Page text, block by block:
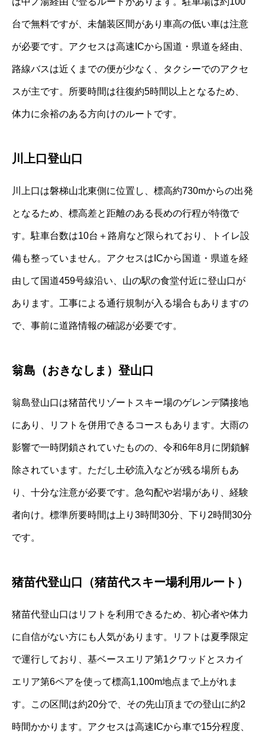
台で無料ですが、未舗装区間があり車高の低い車は注意
が必要です。アクセスは高速ICから国道・県道を経由、
路線バスは近くまでの便が少なく、タクシーでのアクセ
スが主です。所要時間は往復約5時間以上となるため、
体力に余裕のある方向けのルートです。
川上口登山口
川上口は磐梯山北東側に位置し、標高約730mからの出発
となるため、標高差と距離のある長めの行程が特徴で
す。駐車台数は10台＋路肩など限られており、トイレ設
備も整っていません。アクセスはICから国道・県道を経
由して国道459号線沿い、山の駅の食堂付近に登山口が
あります。工事による通行規制が入る場合もありますの
で、事前に道路情報の確認が必要です。
翁島（おきなしま）登山口
翁島登山口は猪苗代リゾートスキー場のゲレンデ隣接地
にあり、リフトを併用できるコースもあります。大雨の
影響で一時閉鎖されていたものの、令和6年8月に閉鎖解
除されています。ただし土砂流入などが残る場所もあ
り、十分な注意が必要です。急勾配や岩場があり、経験
者向け。標準所要時間は上り3時間30分、下り2時間30分
です。
猪苗代登山口（猪苗代スキー場利用ルート）
猪苗代登山口はリフトを利用できるため、初心者や体力
に自信がない方にも人気があります。リフトは夏季限定
で運行しており、基ベースエリア第1クワッドとスカイ
エリア第6ペアを使って標高1,100m地点まで上がれま
す。この区間は約20分で、その先山頂までの登山に約2
時間かかります。アクセスは高速ICから車で15分程度、